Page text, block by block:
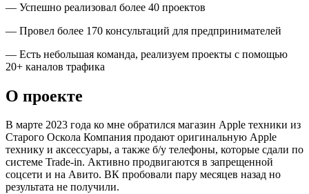
— Успешно реализовал более 40 проектов
— Провел более 170 консультаций для предпринимателей
— Есть небольшая команда, реализуем проекты с помощью
20+ каналов трафика
О проекте
В марте 2023 года ко мне обратился магазин Apple техники из
Старого Оскола Компания продают оригинальную Apple
технику и аксессуары, а также б/у телефоны, которые сдали по
системе Trade-in. Активно продвигаются в запрещенной
соцсети и на Авито. ВК пробовали пару месяцев назад но
результата не получили.